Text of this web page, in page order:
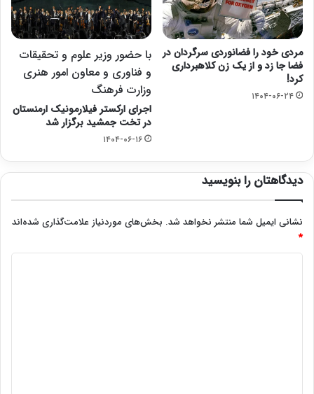
مردی خود را فضانوردی سرگردان در
فضا جا زد و از یک زن کلاهبرداری
کرد!
۱۴۰۴-۰۶-۲۴
با حضور وزیر علوم و تحقیقات
و فناوری و معاون امور هنری
وزارت فرهنگ
اجرای ارکستر فیلارمونیک ارمنستان
در تخت جمشید برگزار شد
۱۴۰۴-۰۶-۱۶
دیدگاهتان را بنویسید
نشانی ایمیل شما منتشر نخواهد شد. بخش‌های موردنیاز علامت‌گذاری شده‌اند
*